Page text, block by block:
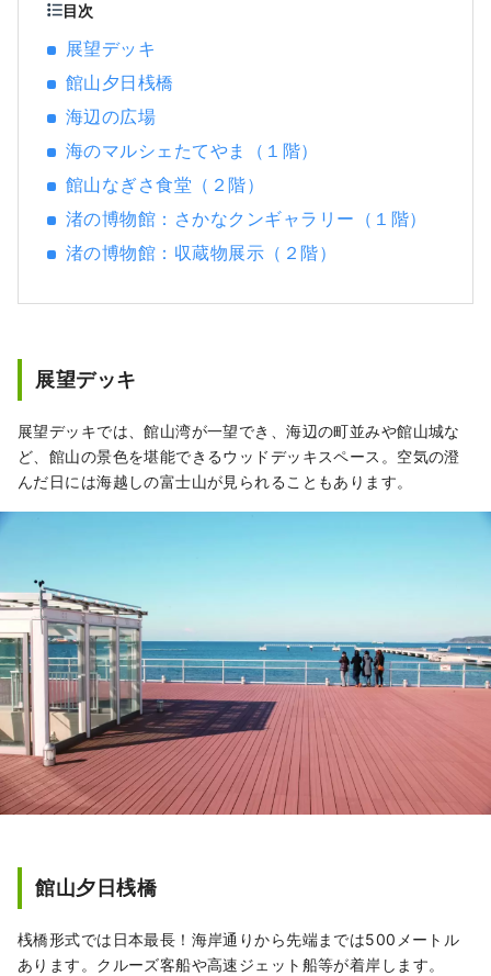
目次
展望デッキ
館山夕日桟橋
海辺の広場
海のマルシェたてやま（１階）
館山なぎさ食堂（２階）
渚の博物館：さかなクンギャラリー（１階）
渚の博物館：収蔵物展示（２階）
展望デッキ
展望デッキでは、館山湾が一望でき、海辺の町並みや館山城な
ど、館山の景色を堪能できるウッドデッキスペース。空気の澄
んだ日には海越しの富士山が見られることもあります。
館山夕日桟橋
桟橋形式では日本最長！海岸通りから先端までは500メートル
あります。クルーズ客船や高速ジェット船等が着岸します。